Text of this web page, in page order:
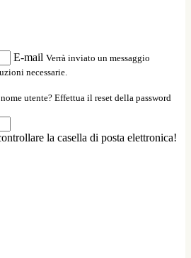
E-mail Verrà inviato un messaggio
necessarie.
utente? Effettua il reset della password
la casella di posta elettronica!